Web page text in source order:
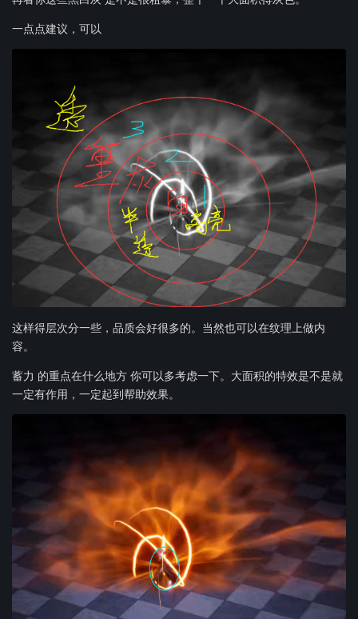
一点点建议，可以
这样得层次分一些，品质会好很多的。当然也可以在纹理上做内
容。
蓄力 的重点在什么地方 你可以多考虑一下。大面积的特效是不是就
一定有作用，一定起到帮助效果。